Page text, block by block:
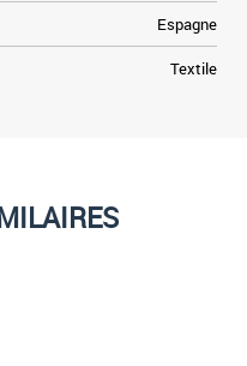
Espagne
Textile